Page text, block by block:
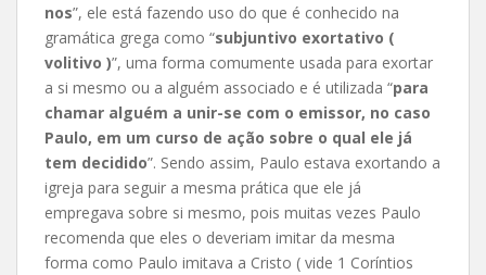
nos”, ele está fazendo uso do que é conhecido na
gramática grega como “subjuntivo exortativo (
volitivo )”, uma forma comumente usada para exortar
a si mesmo ou a alguém associado e é utilizada “para
chamar alguém a unir-se com o emissor, no caso
Paulo, em um curso de ação sobre o qual ele já
tem decidido”. Sendo assim, Paulo estava exortando a
igreja para seguir a mesma prática que ele já
empregava sobre si mesmo, pois muitas vezes Paulo
recomenda que eles o deveriam imitar da mesma
forma como Paulo imitava a Cristo ( vide 1 Coríntios